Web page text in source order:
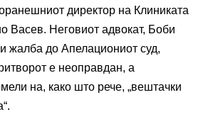
директор на Клиниката
Васев. Неговиот адвокат, Боби
жалба до Апелациониот суд,
е неоправдан, а
на, како што рече, „вештачки